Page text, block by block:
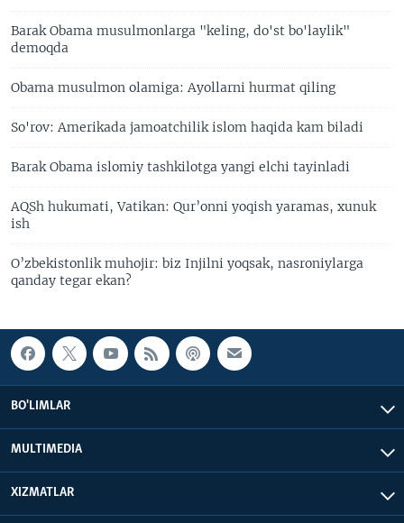
Barak Obama musulmonlarga "keling, do'st bo'laylik"
demoqda
Obama musulmon olamiga: Ayollarni hurmat qiling
So'rov: Amerikada jamoatchilik islom haqida kam biladi
Barak Obama islomiy tashkilotga yangi elchi tayinladi
AQSh hukumati, Vatikan: Qur’onni yoqish yaramas, xunuk
ish
O’zbekistonlik muhojir: biz Injilni yoqsak, nasroniylarga
qanday tegar ekan?
BO'LIMLAR
MULTIMEDIA
XIZMATLAR